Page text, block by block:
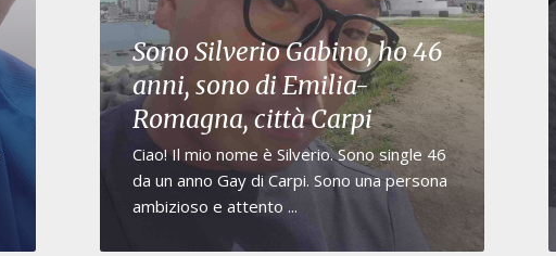
Sono Silverio Gabino, ho 46
anni, sono di Emilia-
Romagna, città Carpi
Ciao! Il mio nome è Silverio. Sono single 46
da un anno Gay di Carpi. Sono una persona
ambizioso e attento ...